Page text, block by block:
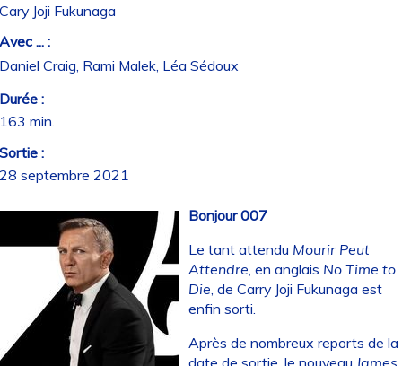
Joji Fukunaga
... :
Craig, Rami Malek, Léa Sédoux
:
min.
:
septembre 2021
Bonjour 007
Le tant attendu Mourir Peut
Attendre, en anglais No Time to
Die, de Carry Joji Fukunaga est
enfin sorti.
Après de nombreux reports de la